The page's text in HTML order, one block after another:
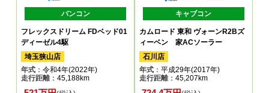
バンコン
フレックスドリーム FDベッド01
ディーゼル4駆
埼玉狭山店
年式 ：令和4年(2022年)
走行距離：45,188km
キャブコン
カムロード 東和 ヴォーンR2Bズ
ィーベン 家ACソーラー
石川店
年式：平成29年(2017年)
走行距離：45,207km